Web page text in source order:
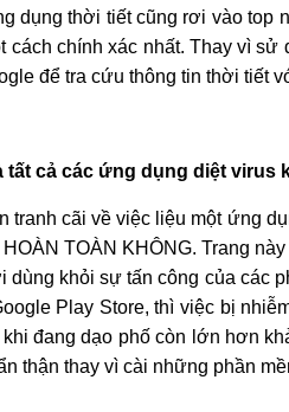
dụng thời tiết cũng rơi vào top
cách chính xác nhất. Thay vì
để tra cứu thông tin thời tiết
tất cả các ứng dụng diệt virus
cãi về việc liệu một ứng
TOÀN KHÔNG. Trang
khỏi sự tấn công của các
Play Store, thì việc bị
đang dạo phố còn lớn hơn
thận thay vì cài những phần